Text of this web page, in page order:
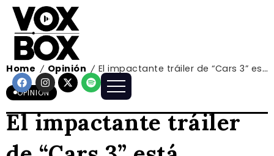
Home / Opinión / El impactante tráiler de “Cars 3” está generando polémica con los fans de la saga
OPINIÓN
El impactante tráiler